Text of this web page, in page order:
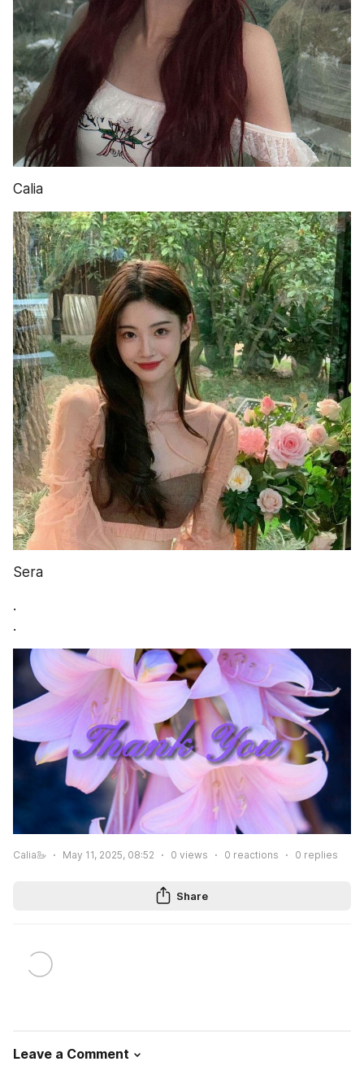
Calia
Sera
.
.
Calia🦢 May 11, 2025, 08:52 0 views 0 reactions 0 replies
Share
Leave a Comment